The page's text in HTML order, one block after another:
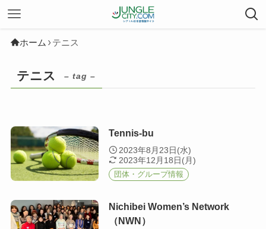
ホーム テニス
テニス – tag –
Tennis-bu
2023年8月23日(水)
2023年12月18日(月)
団体・グループ情報
Nichibei Women’s Network
（NWN）